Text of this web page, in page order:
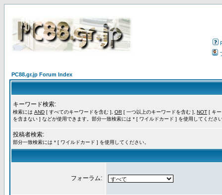
PC88.gr.jp Forum Index
キーワード検索:
検索には AND [ すべてのキーワードを含む ], OR [ 一つ以上のキーワードを含む ], NOT [ キ
を含まない ] などが使用できます。部分一致検索には * [ ワイルドカード ] を使用してくださ
投稿者検索:
部分一致検索には * [ ワイルドカード ] を使用してください。
フォーラム: